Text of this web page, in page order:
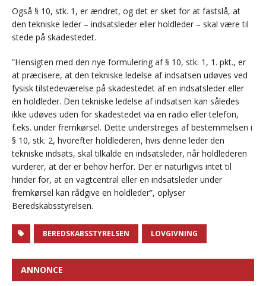
Også § 10, stk. 1, er ændret, og det er sket for at fastslå, at
den tekniske leder – indsatsleder eller holdleder – skal være til
stede på skadestedet.
”Hensigten med den nye formulering af § 10, stk. 1, 1. pkt., er
at præcisere, at den tekniske ledelse af indsatsen udøves ved
fysisk tilstedeværelse på skadestedet af en indsatsleder eller
en holdleder. Den tekniske ledelse af indsatsen kan således
ikke udøves uden for skadestedet via en radio eller telefon,
f.eks. under fremkørsel. Dette understreges af bestemmelsen i
§ 10, stk. 2, hvorefter holdlederen, hvis denne leder den
tekniske indsats, skal tilkalde en indsatsleder, når holdlederen
vurderer, at der er behov herfor. Der er naturligvis intet til
hinder for, at en vagtcentral eller en indsatsleder under
fremkørsel kan rådgive en holdleder”, oplyser
Beredskabsstyrelsen.
BEREDSKABSSTYRELSEN LOVGIVNING
ANNONCE